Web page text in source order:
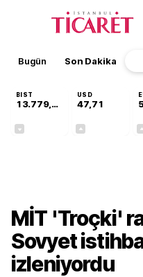
Bugün Son Dakika
BIST
13.779,39
USD
47,71
MİT 'Troçki'
Sovyet
izleniyordu